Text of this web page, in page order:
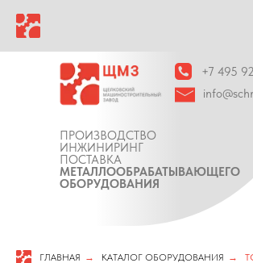
ПРОИЗВОДСТВО
ИНЖИНИРИНГ
ПОСТАВКА
МЕТАЛЛООБРАБАТЫВАЮЩЕГО
ОБОРУДОВАНИЯ
+7 495
ГЛАВНАЯ → КАТАЛОГ ОБОРУДОВАНИЯ →